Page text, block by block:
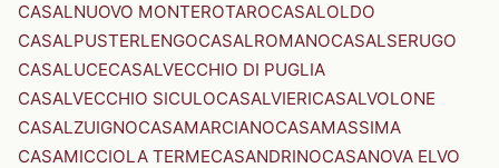
CASALNUOVO MONTEROTAROCASALOLDO
CASALPUSTERLENGOCASALROMANOCASALSERUGO
CASALUCECASALVECCHIO DI PUGLIA
CASALVECCHIO SICULOCASALVIERICASALVOLONE
CASALZUIGNOCASAMARCIANOCASAMASSIMA
CASAMICCIOLA TERMECASANDRINOCASANOVA ELVO